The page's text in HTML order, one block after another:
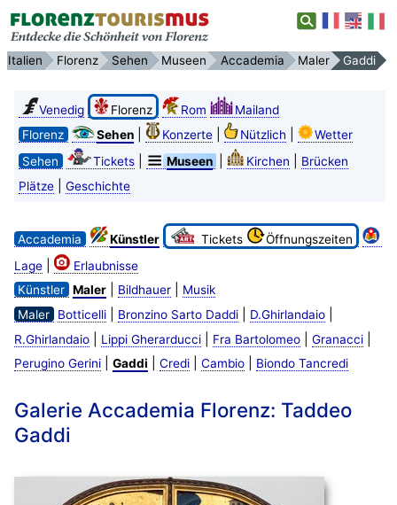
Italien Florenz Sehen Museen Accademia Maler Gaddi
Venedig Florenz Rom
Mailand
Florenz
Sehen| Konzerte| Nützlich
Wetter
Sehen
Tickets| Museen Kirchen
Brücken
Plätze| Geschichte
Accademia Künstler Tickets
Öffnungszeiten
Lage|
Erlaubnisse
Künstler Maler| Bildhauer|
Musik
Maler
Botticelli| Bronzino Sarto Daddi| D.Ghirlandaio|
R.Ghirlandaio| Lippi Gherarducci| Fra Bartolomeo| Granacci|
Perugino Gerini| Gaddi Credi| Cambio| Biondo Tancredi
Galerie Accademia Florenz: Taddeo
Gaddi